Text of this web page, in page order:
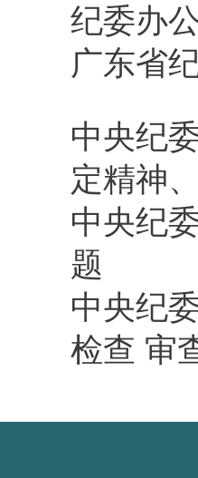
纪委办
广东省
中央纪
定精神
中央纪
题
中央纪
检查 审